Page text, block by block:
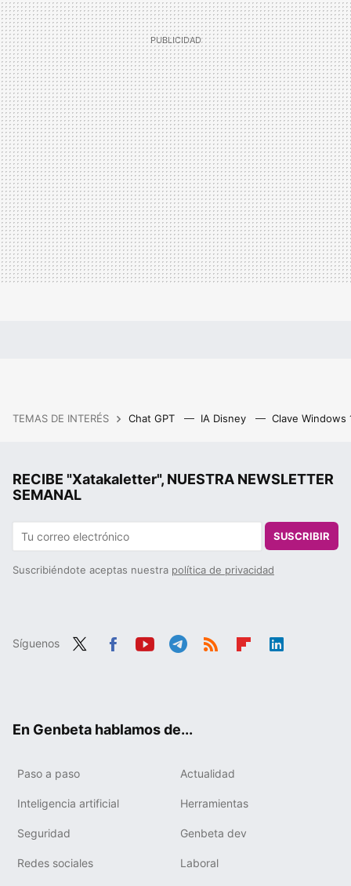
TEMAS DE INTERÉS Chat GPT IA Disney Clave Windows
RECIBE "Xatakaletter", NUESTRA NEWSLETTER
SEMANAL
SUSCRIBIR
Suscribiéndote aceptas nuestra política de privacidad
Síguenos
En Genbeta hablamos de...
Paso a paso Actualidad
Inteligencia artificial Herramientas
Seguridad Genbeta dev
Redes sociales Laboral